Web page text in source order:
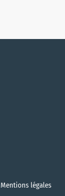
Mentions légales